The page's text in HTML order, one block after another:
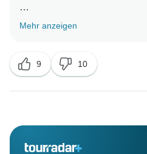
Vielen Dank für Ihr
Mit freundlichen Grüßen,
Mehr anzeigen
9 10